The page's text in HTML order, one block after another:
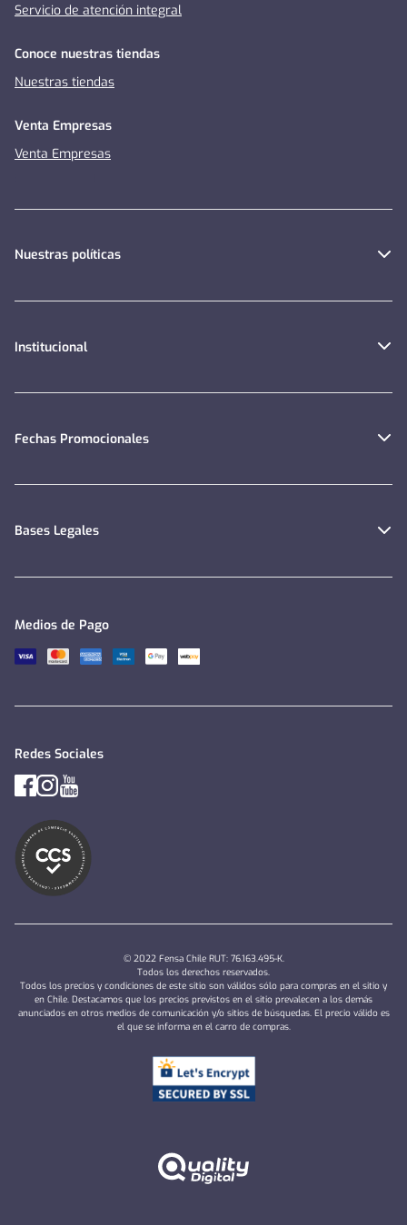
Servicio de atención integral
Conoce nuestras tiendas
Nuestras tiendas
Venta Empresas
Venta Empresas
Nuestras políticas
Institucional
Fechas Promocionales
Bases Legales
Medios de Pago
Redes Sociales
© 2022 Fensa Chile RUT: 76.163.495-K.
Todos los derechos reservados.
Todos los precios y condiciones de este sitio son válidos sólo para compras en el sitio y
en Chile. Destacamos que los precios previstos en el sitio prevalecen a los demás
anunciados en otros medios de comunicación y/o sitios de búsquedas. El precio válido es
el que se informa en el carro de compras.